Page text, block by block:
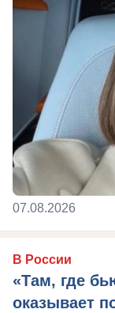
07.08.2026
В России
«Там, где
оказывает